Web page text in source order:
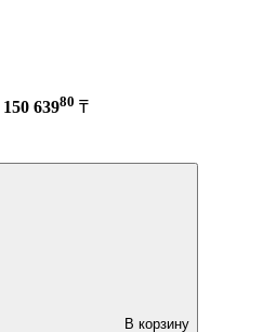
150 63980 ₸
В корзину